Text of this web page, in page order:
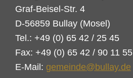
Graf-Beisel-Str. 4
D-56859 Bullay (Mosel)
Tel.: +49 (0) 65 42 / 25 45
Fax: +49 (0) 65 42 / 90 11 55
E-Mail: gemeinde@bullay.de